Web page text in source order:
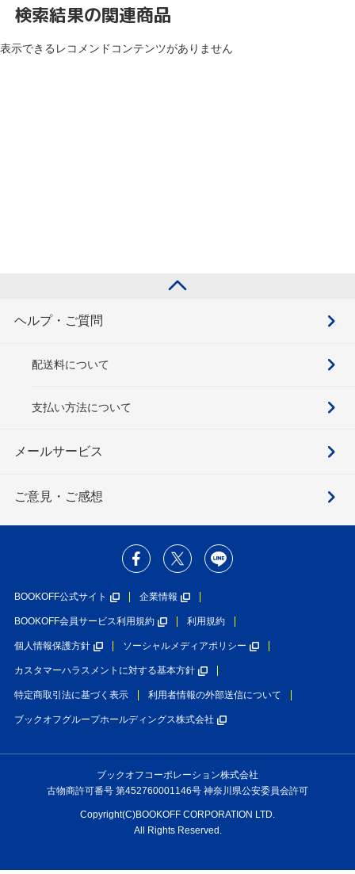
検索結果の関連商品
表示できるレコメンドコンテンツがありません
ヘルプ・ご質問
配送料について
支払い方法について
メールサービス
ご意見・ご感想
BOOKOFF公式サイト 企業情報
BOOKOFF会員サービス利用規約 利用規約
個人情報保護方針 ソーシャルメディアポリシー
カスタマーハラスメントに対する基本方針
特定商取引法に基づく表示 利用者情報の外部送信について
ブックオフグループホールディングス株式会社
ブックオフコーポレーション株式会社
古物商許可番号 第452760001146号 神奈川県公安委員会許可
Copyright(C)BOOKOFF CORPORATION LTD.
All Rights Reserved.